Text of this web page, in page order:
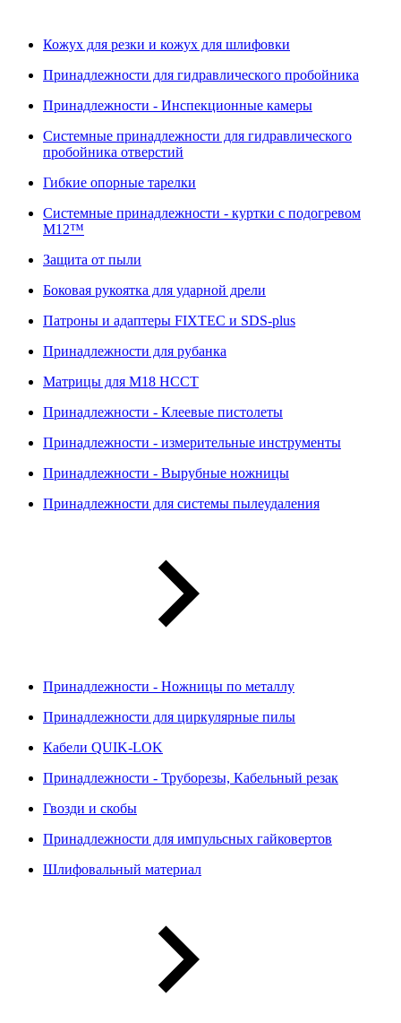
Кожух для резки и кожух для шлифовки
Принадлежности для гидравлического пробойника
Принадлежности - Инспекционные камеры
Системные принадлежности для гидравлического
пробойника отверстий
Гибкие опорные тарелки
Системные принадлежности - куртки с подогревом
M12™
Защита от пыли
Боковая рукоятка для ударной дрели
Патроны и адаптеры FIXTEC и SDS-plus
Принадлежности для рубанка
Матрицы для M18 HCCT
Принадлежности - Клеевые пистолеты
Принадлежности - измерительные инструменты
Принадлежности - Вырубные ножницы
Принадлежности для системы пылеудаления
Принадлежности - Ножницы по металлу
Принадлежности для циркулярные пилы
Кабели QUIK-LOK
Принадлежности - Труборезы, Кабельный резак
Гвозди и скобы
Принадлежности для импульсных гайковертов
Шлифовальный материал